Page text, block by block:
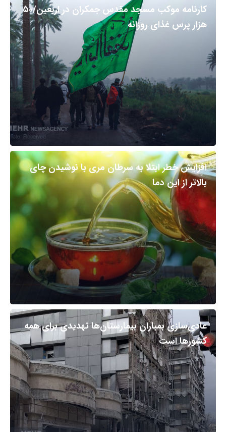
کارنامه موکب مسجد مقدس جمکران در اربعین/۵۰
هزار پرس غذای روزانه
افزایش خطر ابتلا به سرطان مری با نوشیدن چای
بالاتر از این دما
عادی‌سازی بمباران بیمارستان‌ها تهدیدی برای همه
کشورها است